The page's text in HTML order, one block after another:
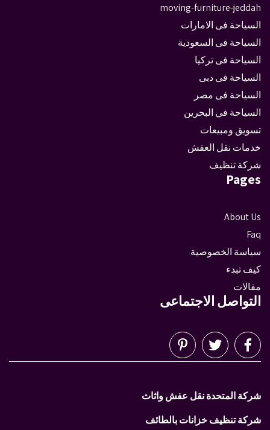
moving-furniture-jeddah
السياحة فى الامارات
السياحة فى السعودية
السياحة فى تركيا
السياحة فى دبى
السياحة فى مصر
السياحة في البحرين
تسويق ومبيعات
خدمات نقل العفش
شركة تنظيف
Pages
About Us
Faq
سياسة الخصوصية
كيف تبدء
مقالات
التواصل الاجتماعى
شركة المتحدة نقل عفش واثاث
شركة تنظيف خزانات بالطائف